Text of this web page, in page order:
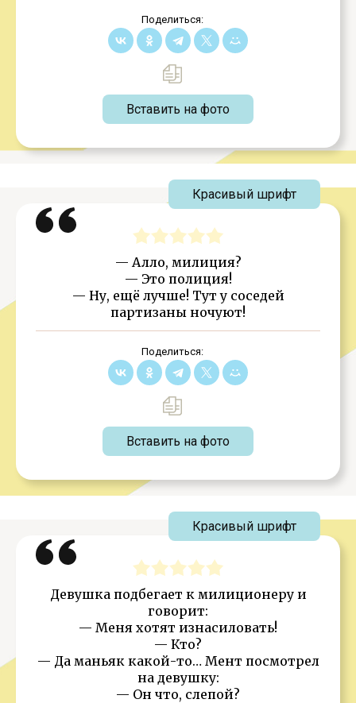
Поделиться:
Вставить на фото
— Алло, милиция?
— Это полиция!
— Ну, ещё лучше! Тут у соседей
партизаны ночуют!
Поделиться:
Вставить на фото
Красивый шрифт
Девушка подбегает к милиционеру и
говорит:
— Меня хотят изнасиловать!
— Кто?
— Да маньяк какой-то… Мент посмотрел
на девушку:
— Он что, слепой?
Красивый шрифт